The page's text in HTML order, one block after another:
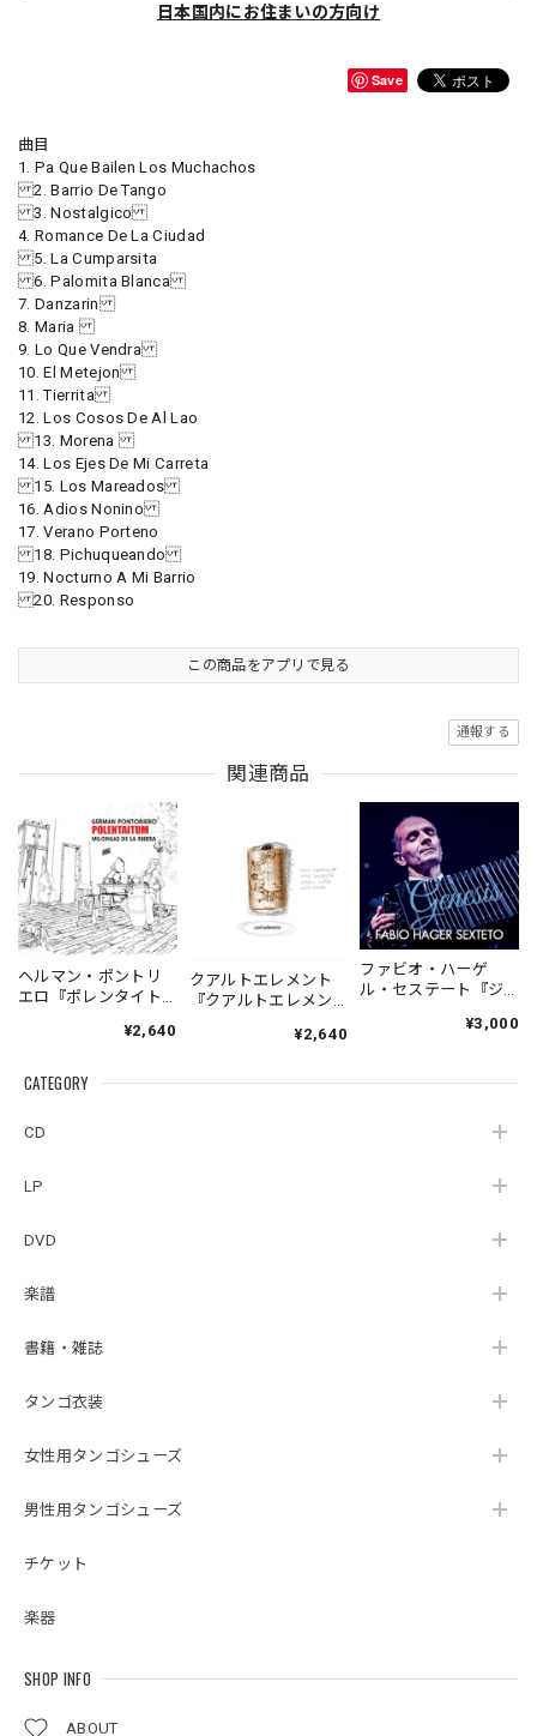
CATEGORY
CD
LP
DVD
楽譜
書籍・雑誌
タンゴ衣装
女性用タンゴシューズ
男性用タンゴシューズ
チケット
楽器
SHOP INFO
ABOUT
日本国内にお住まいの方向け
Save
曲目
1. Pa Que Bailen Los Muchachos
2. Barrio De Tango
3. Nostalgico
4. Romance De La Ciudad
5. La Cumparsita
6. Palomita Blanca
7. Danzarin
8. Maria
9. Lo Que Vendra
10. El Metejon
11. Tierrita
12. Los Cosos De Al Lao
13. Morena
14. Los Ejes De Mi Carreta
15. Los Mareados
16. Adios Nonino
17. Verano Porteno
18. Pichuqueando
19. Nocturno A Mi Barrio
20. Responso
この商品をアプリで見る
通報する
関連商品
ヘルマン・ポントリ
エロ『ポレンタイト
Pontoriero『POLENT
la Ribera』
¥2,640
クアルトエレメント
『クアルトエレメン
Cuartoelemento『Cu
（007RECORDS-27）
¥2,640
ファビオ・ハーゲ
ル・セステート『ジ
¥3,000